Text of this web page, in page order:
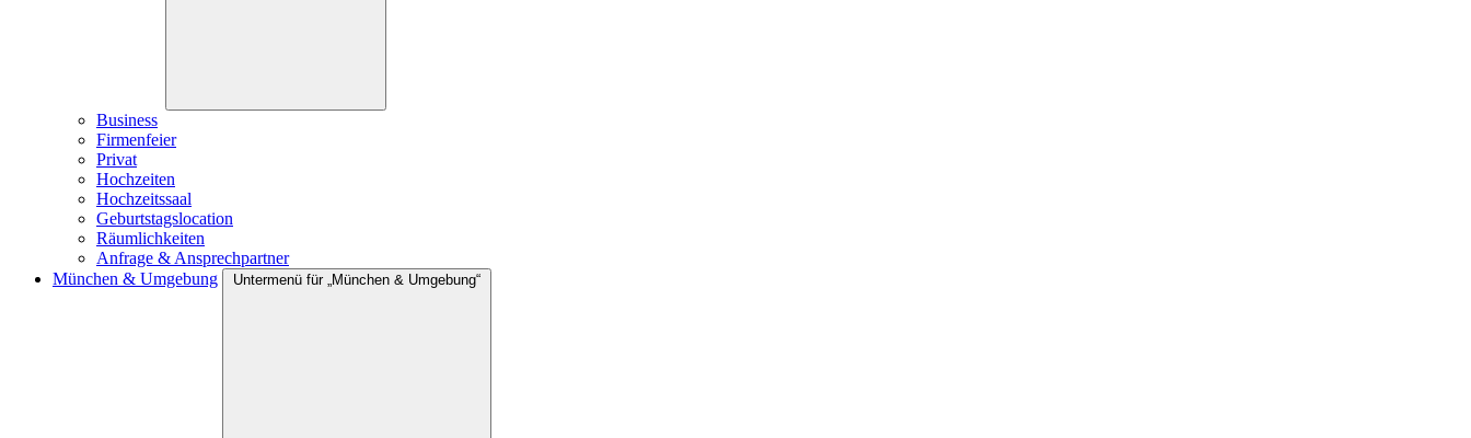
Business
Firmenfeier
Privat
Hochzeiten
Hochzeitssaal
Geburtstagslocation
Räumlichkeiten
Anfrage & Ansprechpartner
München & Umgebung
Untermenü für „München & Umgebung“